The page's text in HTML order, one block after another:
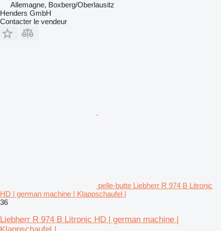
Allemagne, Boxberg/Oberlausitz
Henders GmbH
Contacter le vendeur
pelle-butte Liebherr R 974 B Litronic
HD | german machine | Klappschaufel |
36
Liebherr R 974 B Litronic HD | german machine |